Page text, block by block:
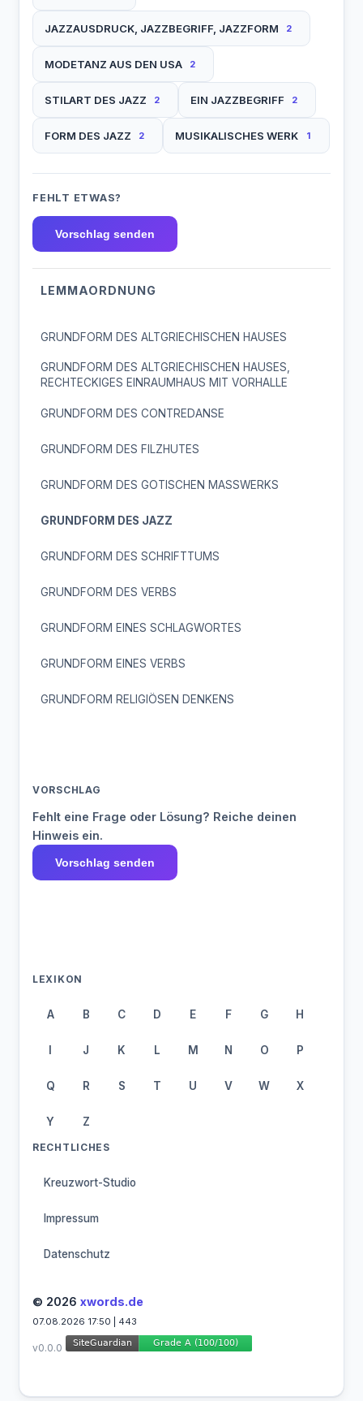
JAZZAUSDRUCK, JAZZBEGRIFF, JAZZFORM 2
MODETANZ AUS DEN USA 2
STILART DES JAZZ 2 EIN JAZZBEGRIFF 2
FORM DES JAZZ 2 MUSIKALISCHES WERK 1
FEHLT ETWAS?
Vorschlag senden
LEMMAORDNUNG
GRUNDFORM DES ALTGRIECHISCHEN HAUSES
GRUNDFORM DES ALTGRIECHISCHEN HAUSES,
RECHTECKIGES EINRAUMHAUS MIT VORHALLE
GRUNDFORM DES CONTREDANSE
GRUNDFORM DES FILZHUTES
GRUNDFORM DES GOTISCHEN MASSWERKS
GRUNDFORM DES JAZZ
GRUNDFORM DES SCHRIFTTUMS
GRUNDFORM DES VERBS
GRUNDFORM EINES SCHLAGWORTES
GRUNDFORM EINES VERBS
GRUNDFORM RELIGIÖSEN DENKENS
VORSCHLAG
Fehlt eine Frage oder Lösung? Reiche deinen
Hinweis ein.
Vorschlag senden
LEXIKON
A B C D E F G H
I J K L M N O P
Q R S T U V W X
Y Z
RECHTLICHES
Kreuzwort-Studio
Impressum
Datenschutz
© 2026 xwords.de
07.08.2026 17:50 | 443
v0.0.0